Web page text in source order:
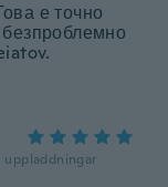
е точно
безпроблемно
uppladdningar